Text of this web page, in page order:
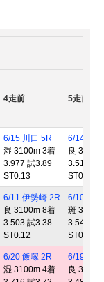
4走前 5走前
6/15 川口 5R
湿 3100m 3着
3.977 試3.89
ST0.13
6/14 川
良
3.510 試
ST0.13
6/11 伊勢崎 2R
良 3100m 8着
3.503 試3.38
ST0.12
6/10 伊
斑
3.545 試
ST0.09
6/20 飯塚 2R
湿 3100m 4着
6/19 飯
良